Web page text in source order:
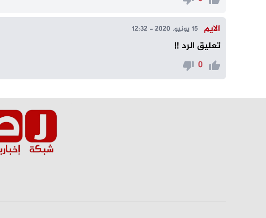
الايم 15 يونيو، 2020 - 12:32
تعليق الرد !!
0